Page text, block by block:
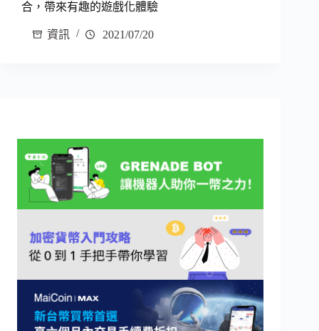
合，帶來有趣的遊戲化體驗
資訊 2021/07/20